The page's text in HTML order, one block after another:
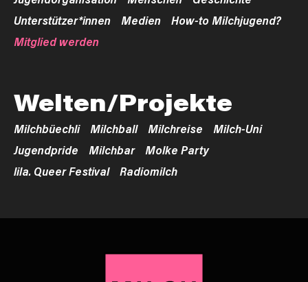
Unterstützer*innen
Medien
How-to Milchjugend?
Mitglied werden
Welten/Projekte
Milchbüechli Milchball Milchreise
Milch-Uni
Jugendpride
Milchbar
Molke Party
lila. Queer Festival
Radiomilch